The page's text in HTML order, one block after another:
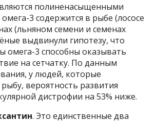
полиненасыщенными
3 содержится в рыбе (лососе
(льняном семени и семенах
выдвинули гипотезу, что
омега-3 способны оказывать
на сетчатку. По данным
у людей, которые
вероятность развития
дистрофии на 53% ниже.
. Это единственные два